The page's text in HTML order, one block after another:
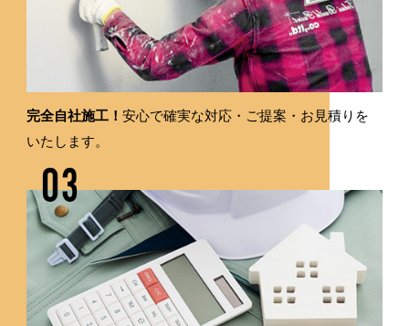
完全自社施工！安心で確実な対応・ご提案・お見積りを
いたします。